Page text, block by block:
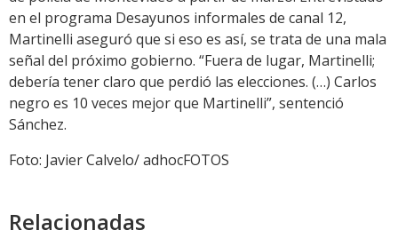
en el programa Desayunos informales de canal 12,
Martinelli aseguró que si eso es así, se trata de una mala
señal del próximo gobierno. “Fuera de lugar, Martinelli;
debería tener claro que perdió las elecciones. (…) Carlos
negro es 10 veces mejor que Martinelli”, sentenció
Sánchez.
Foto: Javier Calvelo/ adhocFOTOS
Relacionadas